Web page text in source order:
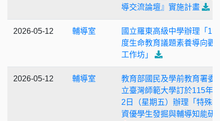
導交流論壇』實施計畫
2026-05-12 輔導室
國立羅東高級中學辦理「
度生命教育議題素養導向觀
工作坊」
2026-05-12 輔導室
教育部國民及學前教育署委
立臺灣師範大學訂於115年6
2日（星期五）辦理「特殊
資優學生發掘與輔導知能研